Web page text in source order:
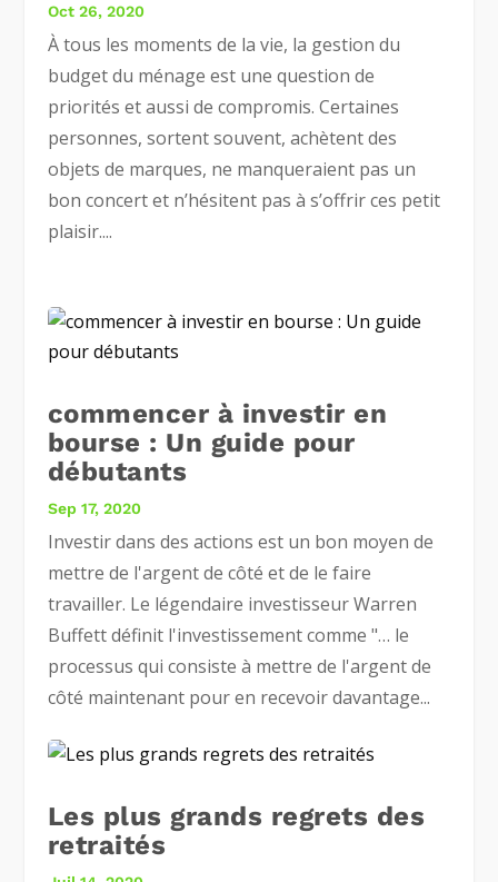
Oct 26, 2020
À tous les moments de la vie, la gestion du
budget du ménage est une question de
priorités et aussi de compromis. Certaines
personnes, sortent souvent, achètent des
objets de marques, ne manqueraient pas un
bon concert et n’hésitent pas à s’offrir ces petit
plaisir....
commencer à investir en
bourse : Un guide pour
débutants
Sep 17, 2020
Investir dans des actions est un bon moyen de
mettre de l'argent de côté et de le faire
travailler. Le légendaire investisseur Warren
Buffett définit l'investissement comme "… le
processus qui consiste à mettre de l'argent de
côté maintenant pour en recevoir davantage...
Les plus grands regrets des
retraités